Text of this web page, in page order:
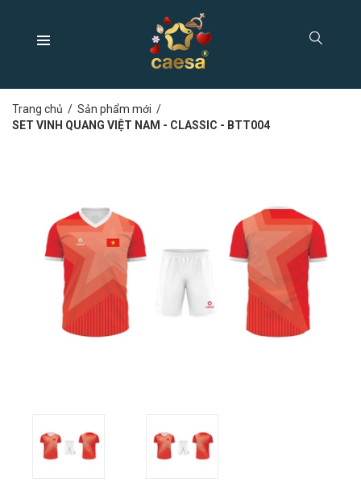
Trang chủ / Sản phẩm mới /
SET VINH QUANG VIỆT NAM - CLASSIC - BTT004